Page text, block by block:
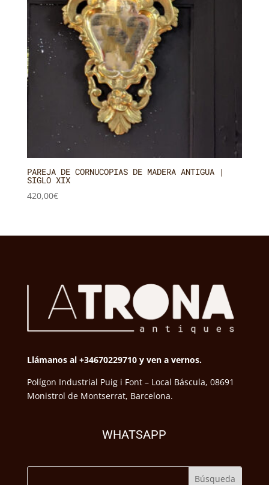
PAREJA DE CORNUCOPIAS DE MADERA ANTIGUA |
SIGLO XIX
420,00€
Llámanos al +34670229710 y ven a vernos.
Polígon Industrial Puig i Font – Local Báscula, 08691
Monistrol de Montserrat, Barcelona.
WHATSAPP